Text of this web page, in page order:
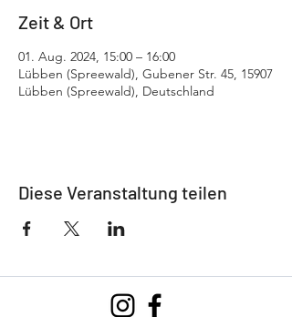
Zeit & Ort
01. Aug. 2024, 15:00 – 16:00
Lübben (Spreewald), Gubener Str. 45, 15907
Lübben (Spreewald), Deutschland
Diese Veranstaltung teilen